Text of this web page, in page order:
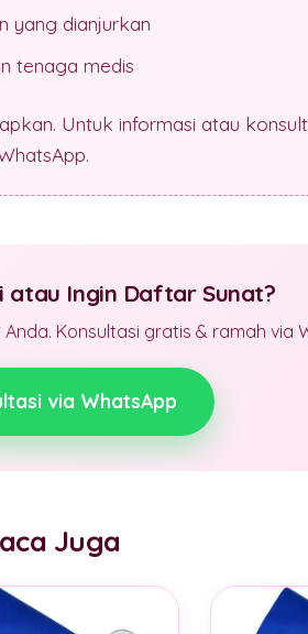
yang dianjurkan
tenaga medis
Untuk informasi atau
atau Ingin Daftar Sunat?
Konsultasi gratis & ramah via
via WhatsApp
Juga